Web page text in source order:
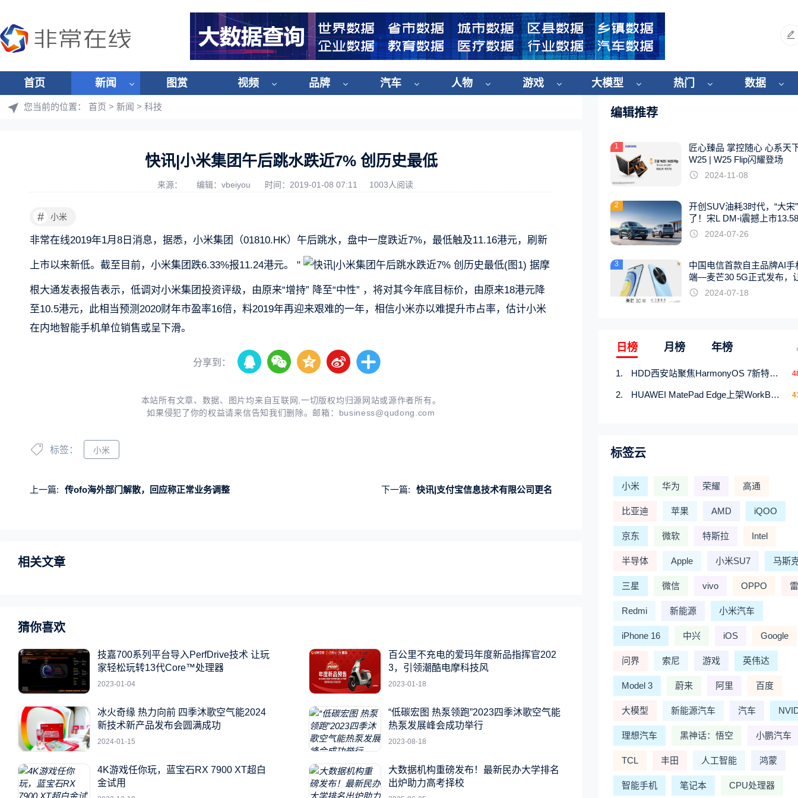
首页 新闻 图赏 视频 品牌 汽车 人物 游戏 大模型 热门 数据
您当前的位置： 首页 > 新闻 > 科技
快讯|小米集团午后跳水跌近7% 创历史最低
来源： 编辑：vbeiyou 时间：2019-01-08 07:11 1003人阅读
# 小米
非常在线2019年1月8日消息，据悉，小米集团（01810.HK）午后跳水，盘中一度跌近7%，最低触及11.16港元，刷新
上市以来新低。截至目前，小米集团跌6.33%报11.24港元。 " 据摩
根大通发表报告表示，低调对小米集团投资评级，由原来“增持” 降至“中性” ，将对其今年底目标价，由原来18港元降
至10.5港元，此相当预测2020财年市盈率16倍，料2019年再迎来艰难的一年，相信小米亦以难提升市占率，估计小米
在内地智能手机单位销售或呈下滑。
分享到：
本站所有文章、数据、图片均来自互联网,一切版权均归源网站或源作者所有。
如果侵犯了你的权益请来信告知我们删除。邮箱： business@qudong.com
标签： 小米
上一篇: 传ofo海外部门解散，回应称正常业务调整 下一篇: 快讯|支付宝信息技术有限公司更名
相关文章
猜你喜欢
技嘉700系列平台导入PerfDrive技术 让玩
家轻松玩转13代Core™处理器
2023-01-04
百公里不充电的爱玛年度新品指挥官202
3，引领潮酷电摩科技风
2023-01-18
冰火奇缘 热力向前 四季沐歌空气能2024
新技术新产品发布会圆满成功
2024-01-15
“低碳宏图 热泵领跑”2023四季沐歌空气能
热泵发展峰会成功举行
2023-08-18
4K游戏任你玩，蓝宝石RX 7900 XT超白
金试用
大数据机构重磅发布！最新民办大学排名
出炉助力高考择校
编辑推荐
1
匠心臻品 掌控随心 心系天
W25 | W25 Flip闪耀登场
2024-11-08
2
开创SUV油耗3时代，“大宋
了！宋L DM-i震撼上市
起
2024-07-26
3
中国电信首款自主品牌AI手
端—麦芒30 5G正式发布，
触手可及2024-07-18
日榜 月榜 年榜
HDD西安站聚焦HarmonyOS 7新特性，解锁从互联到智能的应用开发新范式
HUAWEI MatePad Edge上架WorkBuddy鸿蒙PC版，说话就能干活的AI办公搭子
标签云
小米 华为 荣耀 高通
比亚迪 苹果 AMD iQOO
京东 微软 特斯拉 Intel
半导体 Apple 小米SU7 马斯
三星 微信 vivo OPPO
Redmi 新能源 小米汽车
iPhone 16 中兴 iOS Google
问界 索尼 游戏 英伟达
Model 3 蔚来 阿里 百度
大模型 新能源汽车 汽车
理想汽车 黑神话：悟空 小鹏汽车
TCL 丰田 人工智能 鸿蒙
智能手机 笔记本 CPU处理器